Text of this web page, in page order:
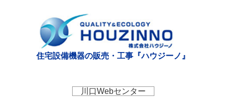
住宅設備機器の販売・工事『ハウジーノ』
川口Webセンター